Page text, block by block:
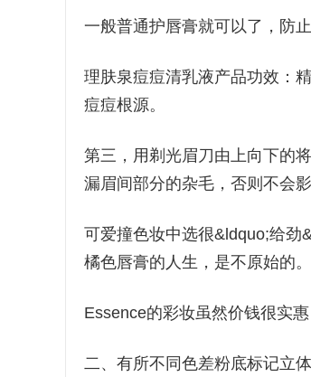
一般普通护唇膏就可以了，防
理肤泉痘痘清乳液产品功效：
痘痘根源。
第三，用剃光眉刀由上向下的
漏眉间部分的杂毛，否则不会
可爱撞色妆中选很&ldquo;给劲
橘色唇膏的人生，是不原始的。
Essence的彩妆虽然价钱很实
二、有所不同色差粉底标记立